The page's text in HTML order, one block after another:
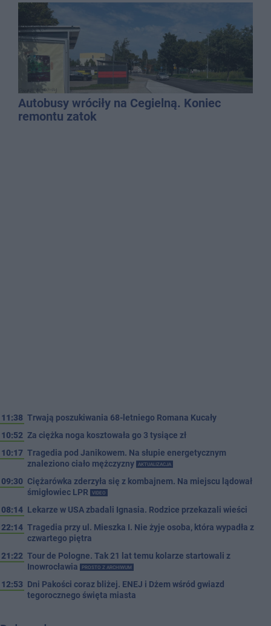
Autobusy wróciły na Cegielną. Koniec
remontu zatok
11:38 Trwają poszukiwania 68-letniego Romana Kucały
10:52 Za ciężka noga kosztowała go 3 tysiące zł
10:17 Tragedia pod Janikowem. Na słupie energetycznym
znaleziono ciało mężczyzny
AKTUALIZACJA
09:30 Ciężarówka zderzyła się z kombajnem. Na miejscu lądował
śmigłowiec LPR
VIDEO
08:14 Lekarze w USA zbadali Ignasia. Rodzice przekazali wieści
22:14 Tragedia przy ul. Mieszka I. Nie żyje osoba, która wypadła z
czwartego piętra
21:22 Tour de Pologne. Tak 21 lat temu kolarze startowali z
Inowrocławia
PROSTO Z ARCHIWUM
12:53 Dni Pakości coraz bliżej. ENEJ i Dżem wśród gwiazd
tegorocznego święta miasta